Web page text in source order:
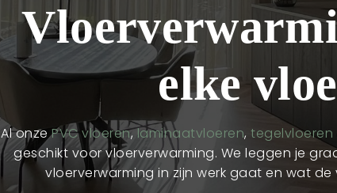
elke
Al onzePVC vloeren,laminaatvloeren,tegelvloeren
geschikt voor vloerverwarming. We leggen je
vloerverwarming in zijn werk gaat en wat de